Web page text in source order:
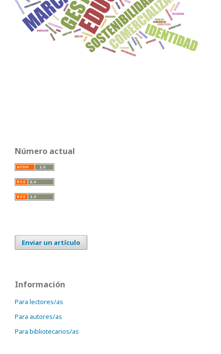
Número actual
Enviar un artículo
Información
Para lectores/as
Para autores/as
Para bibliotecarios/as